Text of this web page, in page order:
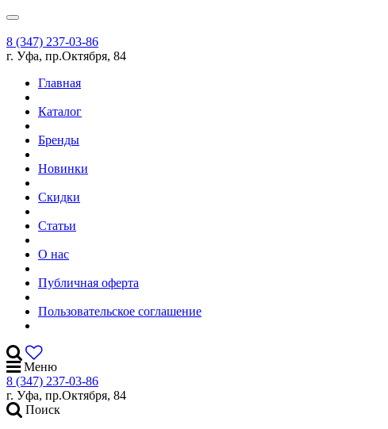
8 (347) 237-03-86
г. Уфа, пр.Октября, 84
Главная
Каталог
Бренды
Новинки
Скидки
Статьи
О нас
Публичная оферта
Пользовательское соглашение
Меню
8 (347) 237-03-86
г. Уфа, пр.Октября, 84
Поиск